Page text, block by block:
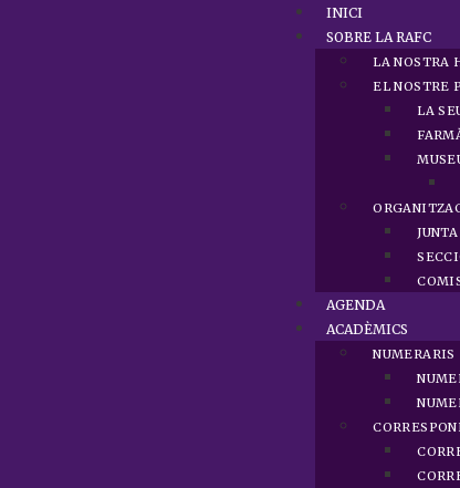
INICI
SOBRE LA RAFC
LA NOSTRA
EL NOSTRE
LA
AGENDA
ACADÈMICS
NUMERARIS